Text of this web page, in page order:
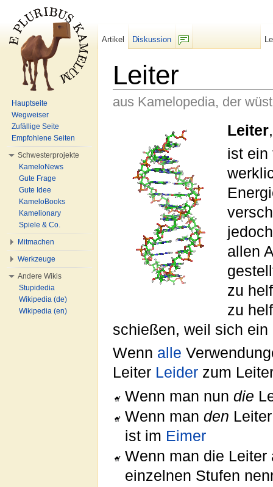
Leiter
aus Kamelopedia, der
Leiter
ist ein
allen
zu
zu
schießen, weil sich ein
Wenn alle
Leiter Leider zum
Wenn man nundie
Wenn manden
ist im Eimer
Wenn man die Leiter
einzelnen Stufen
Artikel
Diskussion
Hauptseite
Wegweiser
Zufällige Seite
Empfohlene Seiten
Schwesterprojekte
KameloNews
Gute Frage
Gute Idee
KameloBooks
Kamelionary
Spiele & Co.
Mitmachen
Werkzeuge
Andere Wikis
Stupidedia
Wikipedia (de)
Wikipedia (en)